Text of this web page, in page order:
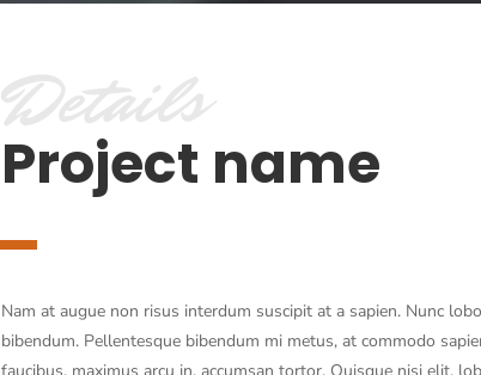
Details
Project name
Nam at augue non risus interdum suscipit at a sapien. Nunc
bibendum. Pellentesque bibendum mi metus, at commodo